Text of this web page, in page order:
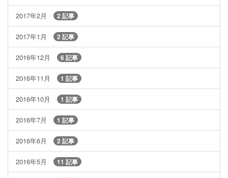
2017年2月 2 記事
2017年1月 2 記事
2016年12月 6 記事
2016年11月 1 記事
2016年10月 1 記事
2016年7月 1 記事
2016年6月 2 記事
2016年5月 11 記事